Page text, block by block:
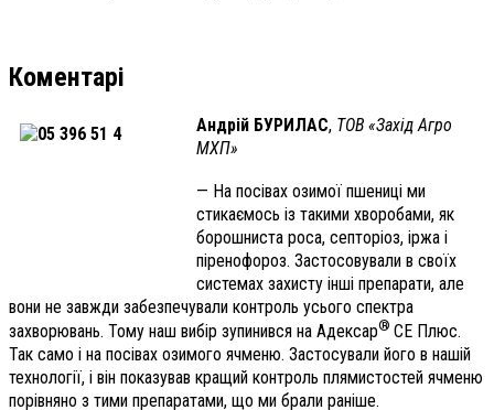
Коментарі
Андрій БУРИЛАС, ТОВ «Захід Агро
МХП»
— На посівах озимої пшениці ми
стикаємось із такими хворобами, як
борошниста роса, септоріоз, іржа і
піренофороз. Застосовували в своїх
системах захисту інші препарати, але
вони не завжди забезпечували контроль усього спектра
захворювань. Тому наш вибір зупинився на Адексар® СЕ Плюс.
Так само і на посівах озимого ячменю. Застосували його в нашій
технології, і він показував кращий контроль плямистостей ячменю
порівняно з тими препаратами, що ми брали раніше.